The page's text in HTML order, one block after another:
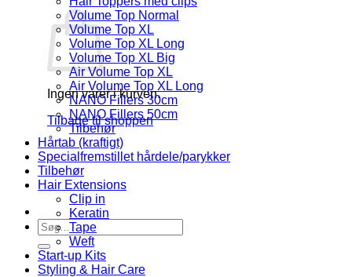
Ingen varer i kurven.
Tilbage til shoppen
Søg
efter:
Volume Top Normal
Volume Top XL
Volume Top XL Long
Volume Top XL Big
Air Volume Top XL
Air Volume Top XL Long
NANO Fillers 30cm
NANO Fillers 50cm
Tilbehør
Hårtab (kraftigt)
Specialfremstillet hårdele/parykker
Tilbehør
Hair Extensions
Clip in
Keratin
Tape
Weft
Start-up Kits
Styling & Hair Care